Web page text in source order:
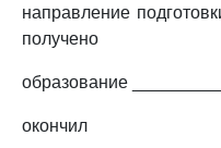
направление
получено
образование
окончил